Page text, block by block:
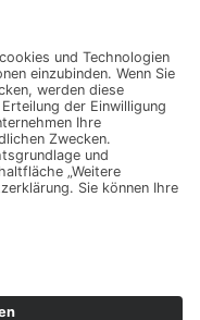
37-18